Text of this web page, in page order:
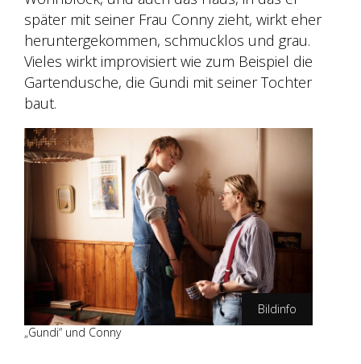
später mit seiner Frau Conny zieht, wirkt eher
heruntergekommen, schmucklos und grau.
Vieles wirkt improvisiert wie zum Beispiel die
Gartendusche, die Gundi mit seiner Tochter
baut.
Bildinfo
„Gundi“ und Conny